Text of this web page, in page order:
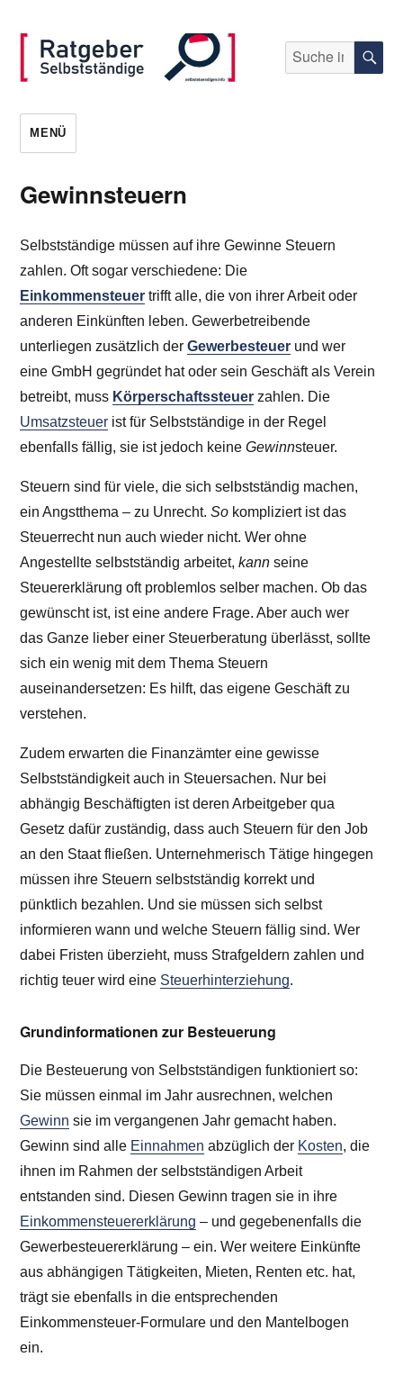
selbststaendigen.info
Suche
nach:
MENÜ
Gewinnsteuern
Selbstständige müssen auf ihre Gewinne Steuern
zahlen. Oft sogar verschiedene: Die
Einkommensteuer trifft alle, die von ihrer Arbeit oder
anderen Einkünften leben. Gewerbetreibende
unterliegen zusätzlich derGewerbesteuer und wer
eine GmbH gegründet hat oder sein Geschäft als Verein
betreibt, muss Körperschaftssteuer zahlen. Die
Umsatzsteuer ist für Selbstständige in der Regel
ebenfalls fällig, sie ist jedoch keineGewinnsteuer.
Steuern sind für viele, die sich selbstständig machen,
ein Angstthema – zu Unrecht.So kompliziert ist das
Steuerrecht nun auch wieder nicht. Wer ohne
Angestellte selbstständig arbeitet,kann seine
Steuererklärung oft problemlos selber machen. Ob das
gewünscht ist, ist eine andere Frage. Aber auch wer
das Ganze lieber einer Steuerberatung überlässt, sollte
sich ein wenig mit dem Thema Steuern
auseinandersetzen: Es hilft, das eigene Geschäft zu
verstehen.
Zudem erwarten die Finanzämter eine gewisse
Selbstständigkeit auch in Steuersachen. Nur bei
abhängig Beschäftigten ist deren Arbeitgeber qua
Gesetz dafür zuständig, dass auch Steuern für den Job
an den Staat fließen. Unternehmerisch Tätige hingegen
müssen ihre Steuern selbstständig korrekt und
pünktlich bezahlen. Und sie müssen sich selbst
informieren wann und welche Steuern fällig sind. Wer
dabei Fristen überzieht, muss Strafgeldern zahlen und
richtig teuer wird eine Steuerhinterziehung.
Grundinformationen zur Besteuerung
Die Besteuerung von Selbstständigen funktioniert so:
Sie müssen einmal im Jahr ausrechnen, welchen
Gewinn sie im vergangenen Jahr gemacht haben.
Gewinn sind alle Einnahmen abzüglich der Kosten, die
ihnen im Rahmen der selbstständigen Arbeit
entstanden sind. Diesen Gewinn tragen sie in ihre
Einkommensteuererklärung – und gegebenenfalls die
Gewerbesteuererklärung – ein. Wer weitere Einkünfte
aus abhängigen Tätigkeiten, Mieten, Renten etc. hat,
trägt sie ebenfalls in die entsprechenden
Einkommensteuer-Formulare und den Mantelbogen
ein.